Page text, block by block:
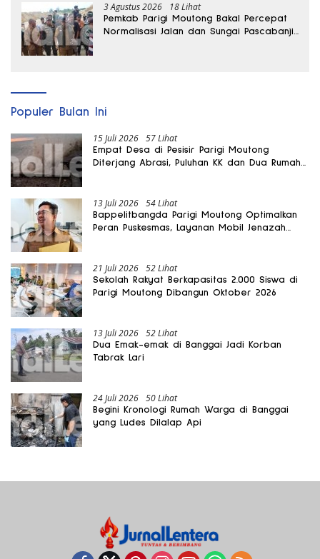
3 Agustus 2026 18 Lihat
Pemkab Parigi Moutong Bakal Percepat
Normalisasi Jalan dan Sungai Pascabanjir
Populer Bulan Ini
15 Juli 2026 57 Lihat
Empat Desa di Pesisir Parigi Moutong
Diterjang Abrasi, Puluhan KK dan Dua Rumah
13 Juli 2026 54 Lihat
Bappelitbangda Parigi Moutong Optimalkan
Peran Puskesmas, Layanan Mobil Jenazah
21 Juli 2026 52 Lihat
Sekolah Rakyat Berkapasitas 2.000 Siswa di
Parigi Moutong Dibangun Oktober 2026
13 Juli 2026 52 Lihat
Dua Emak-emak di Banggai Jadi Korban
Tabrak Lari
24 Juli 2026 50 Lihat
Begini Kronologi Rumah Warga di Banggai
yang Ludes Dilalap Api